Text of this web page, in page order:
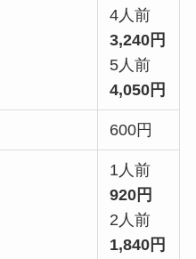
4人前
3,240円
5人前
4,050円
600円
1人前
920円
2人前
1,840円